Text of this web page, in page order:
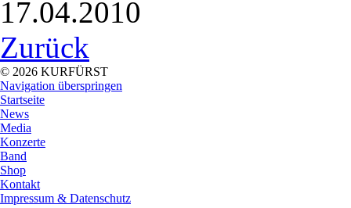
17.04.2010
Zurück
© 2026 KURFÜRST
Navigation überspringen
Startseite
News
Media
Konzerte
Band
Shop
Kontakt
Impressum & Datenschutz